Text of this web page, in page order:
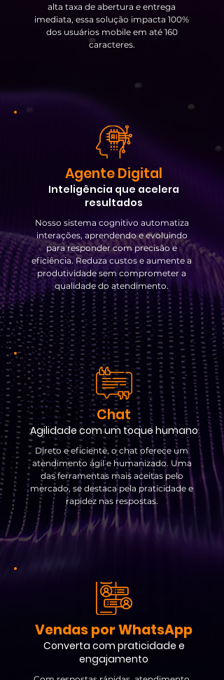
alta taxa de abertura e entrega
imediata, essa solução impacta 100%
dos usuários mobile em até 160
caracteres.
Agente Digital
Inteligência que acelera
resultados
Nosso sistema cognitivo automatiza
interações, aprendendo e evoluindo
para responder com precisão e
eficiência. Reduza custos e aumente a
produtividade sem comprometer a
qualidade do atendimento.
Chat
Agilidade com um toque humano
Direto e eficiente, o chat oferece um
atendimento ágil e humanizado. Uma
das ferramentas mais aceitas pelo
mercado, se destaca pela praticidade e
rapidez nas respostas.
Vendas por WhatsApp
Converta com praticidade e
engajamento